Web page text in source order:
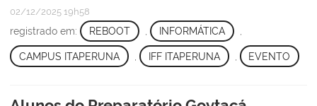
02/12/2025 19h58
registrado em: REBOOT INFORMÁTICA
CAMPUS ITAPERUNA IFF ITAPERUNA EVENTO